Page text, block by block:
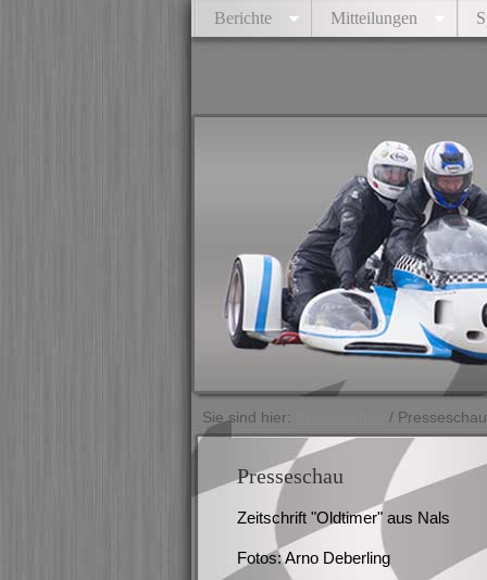
Berichte Mitteilungen
Sie sind hier: /
Presseschau
Zeitschrift "Oldtimer" aus Nals
Fotos: Arno Deberling